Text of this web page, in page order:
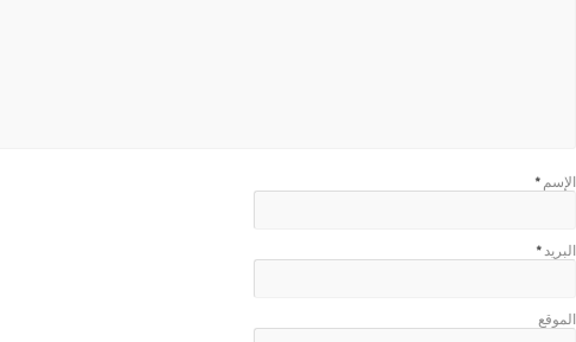
الإسم *
البريد*
الموقع